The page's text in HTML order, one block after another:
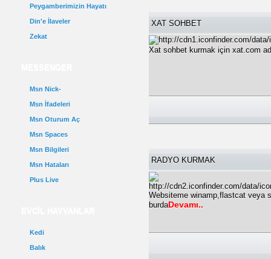
Peygamberimizin Hayatı
Din'e İlaveler
Zekat
Msn Nick-
Msn İfadeleri
Msn Oturum Aç
Msn Spaces
Msn Bilgileri
Msn Hataları
Plus Live
Kedi
Balık
XAT SOHBET
Xat sohbet kurmak için xat.com
RADYO KURMAK
Websiteme winamp,flastcat veya
burdaDevamı..